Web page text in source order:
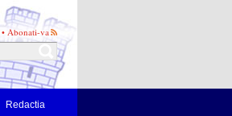
• Abonati-va
Redactia